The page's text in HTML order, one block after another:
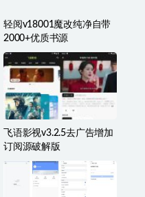
轻阅v18001魔改纯净自带
2000+优质书源
飞语影视v3.2.5去广告增加
订阅源破解版